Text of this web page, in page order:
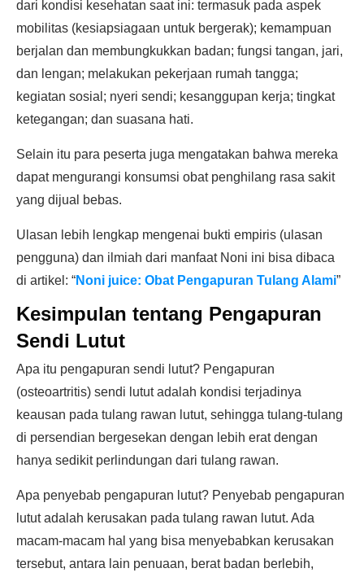
dari kondisi kesehatan saat ini: termasuk pada aspek
mobilitas (kesiapsiagaan untuk bergerak); kemampuan
berjalan dan membungkukkan badan; fungsi tangan, jari,
dan lengan; melakukan pekerjaan rumah tangga;
kegiatan sosial; nyeri sendi; kesanggupan kerja; tingkat
ketegangan; dan suasana hati.
Selain itu para peserta juga mengatakan bahwa mereka
dapat mengurangi konsumsi obat penghilang rasa sakit
yang dijual bebas.
Ulasan lebih lengkap mengenai bukti empiris (ulasan
pengguna) dan ilmiah dari manfaat Noni ini bisa dibaca
di artikel: “Noni juice: Obat Pengapuran Tulang Alami”
Kesimpulan tentang Pengapuran
Sendi Lutut
Apa itu pengapuran sendi lutut? Pengapuran
(osteoartritis) sendi lutut adalah kondisi terjadinya
keausan pada tulang rawan lutut, sehingga tulang-tulang
di persendian bergesekan dengan lebih erat dengan
hanya sedikit perlindungan dari tulang rawan.
Apa penyebab pengapuran lutut? Penyebab pengapuran
lutut adalah kerusakan pada tulang rawan lutut. Ada
macam-macam hal yang bisa menyebabkan kerusakan
tersebut, antara lain penuaan, berat badan berlebih,